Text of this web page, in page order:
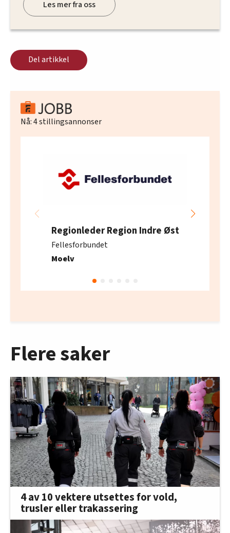
Les mer fra oss
Del artikkel
Nå:4stillingsannonser
Regionleder Region Indre Øst
Fellesforbundet
Moelv
Flere saker
4 av 10 vektere utsettes for vold,
trusler eller trakassering